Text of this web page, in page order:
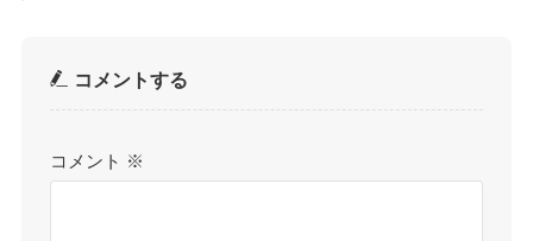
コメントする
コメント ※